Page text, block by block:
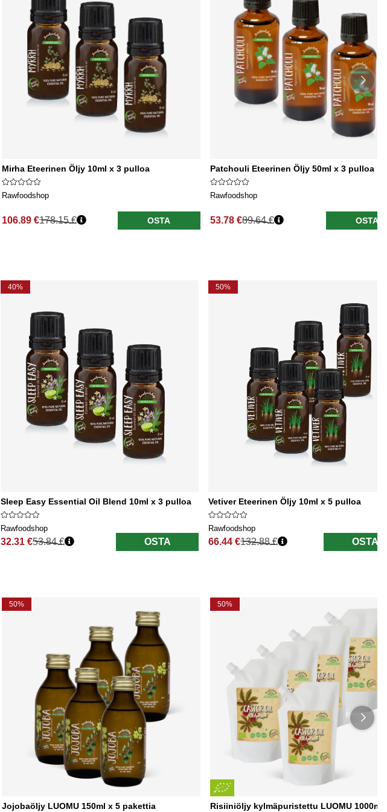
Mirha Eteerinen Öljy 10ml x 3 pulloa
Rawfoodshop
106.89 €178.15 € OSTA
Patchouli Eteerinen Öljy 50ml x 3 pulloa
Rawfoodshop
53.78 €89.64 € OSTA
40%
Sleep Easy Essential Oil Blend 10ml x 3 pulloa
Rawfoodshop
32.31 €
Normaali hinta
53.84 € OSTA
50%
Vetiver Eteerinen Öljy 10ml x 5 pulloa
Rawfoodshop
66.44 €
Normaali hinta
132.88 € OSTA
50%
Jojobaöljy LUOMU 150ml x 5 pakettia
50%
Risiiniöljy kylmäpuristettu LUOMU 1000ml